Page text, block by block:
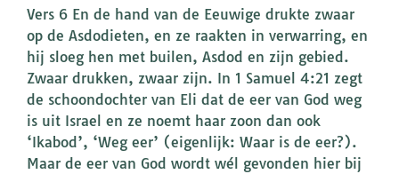
Vers 6 En de hand van de Eeuwige drukte zwaar
op de Asdodieten, en ze raakten in verwarring, en
hij sloeg hen met builen, Asdod en zijn gebied.
Zwaar drukken, zwaar zijn. In 1 Samuel 4:21 zegt
de schoondochter van Eli dat de eer van God weg
is uit Israel en ze noemt haar zoon dan ook
‘Ikabod’, ‘Weg eer’ (eigenlijk: Waar is de eer?).
Maar de eer van God wordt wél gevonden hier bij